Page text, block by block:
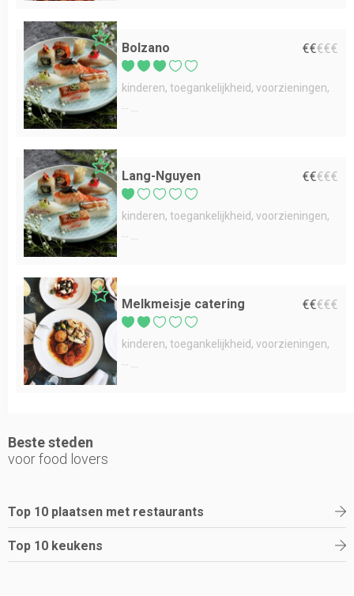
Bolzano €€€€€
kinderen toegankelijkheid voorzieningen
Lang-Nguyen €€€€€
kinderen toegankelijkheid voorzieningen
Melkmeisje catering €€€€€
kinderen toegankelijkheid voorzieningen
Beste steden
voor food lovers
Top 10 plaatsen met restaurants
Top 10 keukens